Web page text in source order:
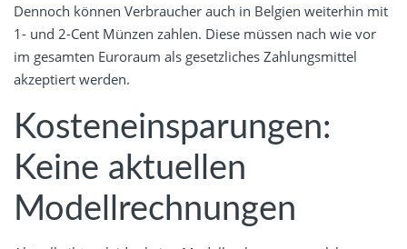
Dennoch können Verbraucher auch in Belgien weiterhin mit
1- und 2-Cent Münzen zahlen. Diese müssen nach wie vor
im gesamten Euroraum als gesetzliches Zahlungsmittel
akzeptiert werden.
Kosteneinsparungen:
Keine aktuellen
Modellrechnungen